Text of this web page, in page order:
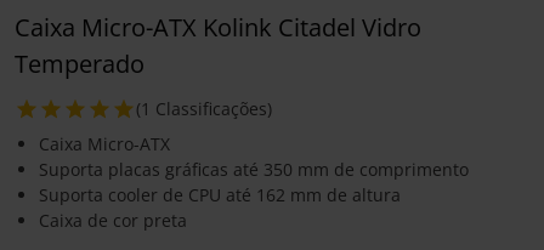
Caixa Micro-ATX Kolink Citadel Vidro
Temperado
(1 Classificações)
Caixa Micro-ATX
Suporta placas gráficas até 350 mm de comprimento
Suporta cooler de CPU até 162 mm de altura
Caixa de cor preta